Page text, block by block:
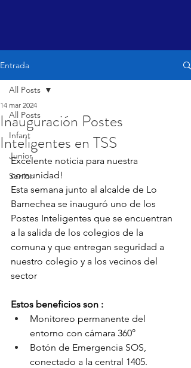
Entrada
All Posts
Infant
Junior
Senior
All Posts
Inauguración Postes
Inteligentes en TSS
14 mar 2024
Excelente noticia para nuestra
comunidad!
Esta semana junto al alcalde de Lo
Barnechea se inauguró uno de los
Postes Inteligentes que se encuentran
a la salida de los colegios de la
comuna y que entregan seguridad a
nuestro colegio y a los vecinos del
sector
Estos beneficios son :
Monitoreo permanente del
entorno con cámara 360°
Botón de Emergencia SOS,
conectado a la central 1405.